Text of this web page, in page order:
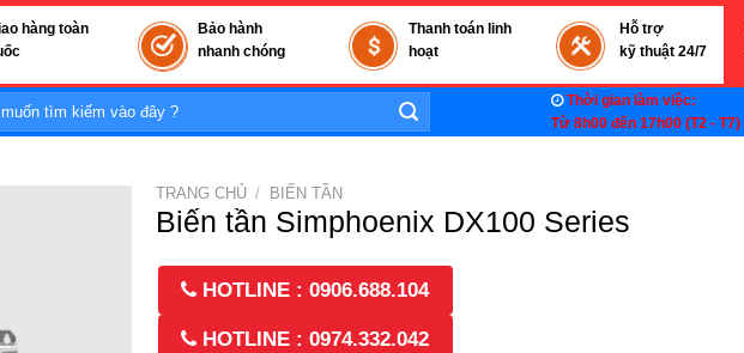
hàng toàn
Bảo hành
nhanh chóng
Thanh toán linh
hoạt
Hỗ trợ
kỹ thuật 24/7
Thời gian làm việc:
Từ 8h00 đến 17h00 (T2 - T7)
TRANG CHỦ / BIẾN TẦN
Biến tần Simphoenix DX100 Series
HOTLINE : 0906.688.104
HOTLINE : 0974.332.042